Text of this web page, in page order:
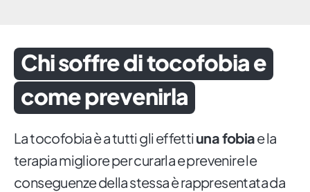
Chi soffre di tocofobia e
come prevenirla
La tocofobia è a tutti gli effetti una fobiae la
terapia migliore per curarla e prevenire le
conseguenze della stessa è rappresentata da